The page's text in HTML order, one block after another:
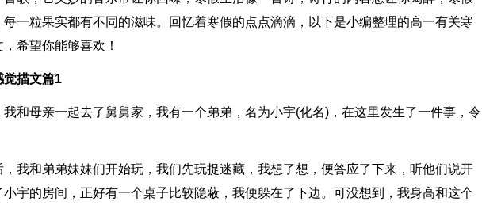
一粒果实都有不同的滋味。回忆着寒假的点点滴滴，以下是小编整理的高一有关寒
希望你能够喜欢！
觉描文篇1
和母亲一起去了舅舅家，我有一个弟弟，名为小宇(化名)，在这里发生了一件事，令
，我和弟弟妹妹们开始玩，我们先玩捉迷藏，我想了想，便答应了下来，听他们说开
宇的房间，正好有一个桌子比较隐蔽，我便躲在了下边。可没想到，我身高和这个